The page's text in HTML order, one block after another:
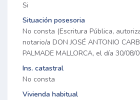
Si
Situación posesoria
No consta (Escritura Pública,
notario/a DON JOSÉ ANTONIO
PALMADE MALLORCA, el día 30/08/
Ins. catastral
No consta
Vivienda habitual